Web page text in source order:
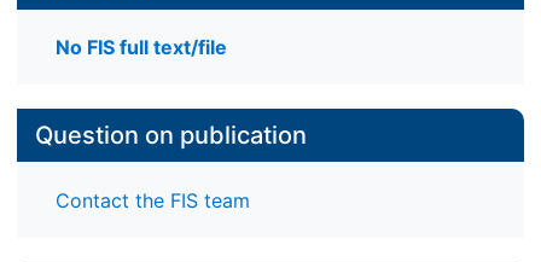
No FIS full text/file
Question on publication
Contact the FIS team